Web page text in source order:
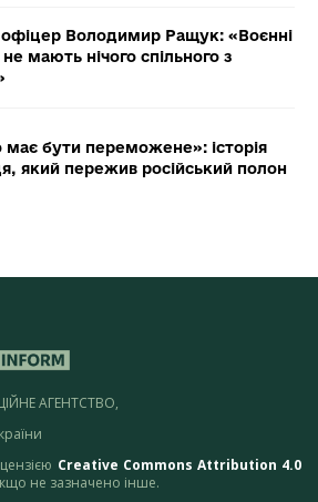
офіцер Володимир Ращук: «Воєнні
мають нічого спільного з
має бути переможене»: історія
який пережив російський полон
АГЕНТСТВО,
Creative Commons Attribution 4.0
не зазначено інше.